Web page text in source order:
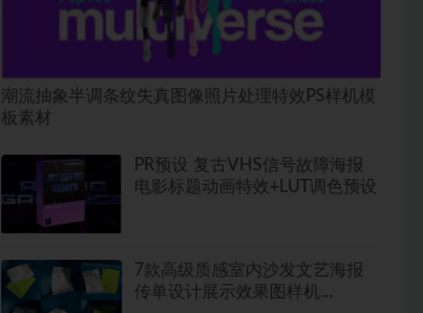
潮流抽象半调条纹失真图像照片处理特效PS样机模
板素材
PR预设 复古VHS信号故障海报
电影标题动画特效+LUT调色预设
7款高级质感室内沙发文艺海报
传单设计展示效果图样机